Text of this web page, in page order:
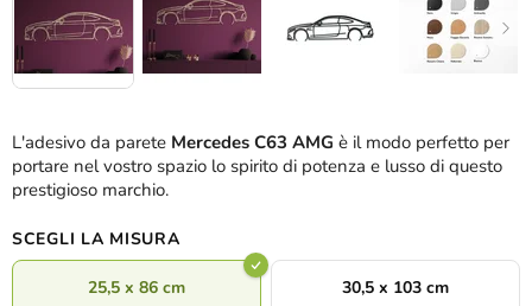
L'adesivo da parete Mercedes C63 AMG è il modo perfetto per
portare nel vostro spazio lo spirito di potenza e lusso di questo
prestigioso marchio.
SCEGLI LA MISURA
25,5 x 86 cm 30,5 x 103 cm